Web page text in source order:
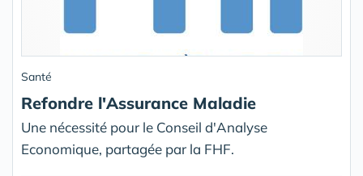
Santé
Refondre l'Assurance Maladie
Une nécessité pour le Conseil d'Analyse
Economique, partagée par la FHF.